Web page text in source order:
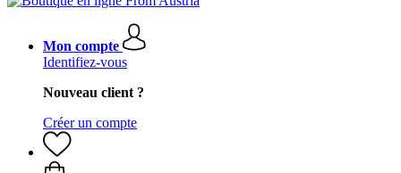
Mon compte
Identifiez-vous
Nouveau client ?
Créer un compte